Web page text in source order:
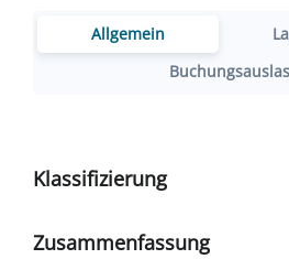
Allgemein
Klassifizierung
Zusammenfassung